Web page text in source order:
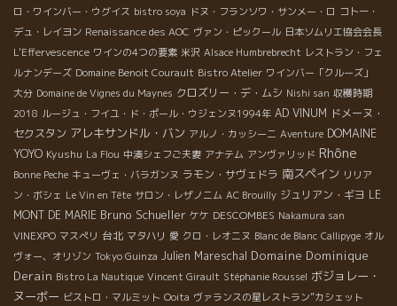
スが終わり、ちょうど2回目のプレスに備えてブドウをかき混ぜる
ところでした。 マールの切り崩し作業 圧搾した後のブドウをマー
ルと呼ぶのですが、ケーキのようにぺちゃんこに固まったマール
を切り取り、崩して、スコップでかき混ぜ、台形状にして2回目の
圧搾を行います。 とっても重労働ですが、私も少しやらせてもら
いました！ お邪魔かと思いつつ、「ちょっとだけやってみたい」
と恐る恐る聞いてみたところ、ラパリュの従業員の方々はとても
優しく、快くやらせてくれました！コツを教えてもらいながら、
少しずつマールを切り進めていきます・・・。 ジャン・クロード
さんいわく、当初はプニュマティック圧搾機でやっていたもの
の、なんと伊藤さんのアドバイスを受けて、直下型の圧搾機に変
えたそう。味の繊細さがぐっと増して味わいがとっても良くなっ
たとご本人も大満足。従業員の人も、大変だけど最高の結果がだ
せればねとニコニコしていました。なんでも、ブドウの茎や皮が
フィルターとなり、自然に濾過した状態になるとのこと。出てき
たブドウジュースもとってもクリアできれいです。 畑の管理も、
ロ・ワインバー・ウグイス bistro soya ドヌ・フランソワ・サンメー・ロ コトー・
デュ・レイヨン Renaissance des AOC ヴァン・ピックール 日本ソムリエ協会会長
L'Effervescence ワインの4つの要素 米沢 Alsace Humbrebrecht レストラン・フェ
ルナンデーズ Domaine Benoit Courault Bistro Atelier ワインバー「クルーズ」
大分 Domaine de Vignes du Maynes クロズリー・デ・ムシ Nishi san 収穫時期
2018 ルージュ・フイユ・ド・ポール・ウジェンヌ1994年 AD VINUM ドメーヌ・
セクスタン アレキサンドル・バン アルノ・カッシーニ Aventure DOMAINE
YOYO Kyushu La Flou 中湊シェフご夫妻 アナテム アンヴァリッド Rhône
Bonne Peche キューヴェ・バラガンヌ ラモン・サヴェドラ 南スペイン リリア
ン・ボシェ Le Vin en Tête サロン・レザノニム AC Brouilly ジュリアン・ギヨ LE
MONT DE MARIE Bruno Schueller ケケ DESCOMBES Nakamura san
VINEXPO マスぺリ 台北 マタハリ 愛 クロ・レオニヌ Blanc de Blanc Callipyge オル
ヴォー、オリゾン Tokyo Guinza Julien Mareschal Domaine Dominique
Derain Bistro La Nautique Vincent Girault Stéphanie Roussel ボジョレー・
ヌーボー ビストロ・マルミット Ooita ヴァランスの星レストラン”カシェット